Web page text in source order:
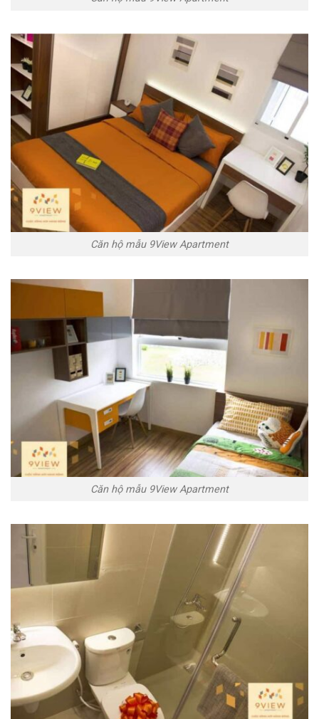
Căn hộ mẫu 9View Apartment
Căn hộ mẫu 9View Apartment